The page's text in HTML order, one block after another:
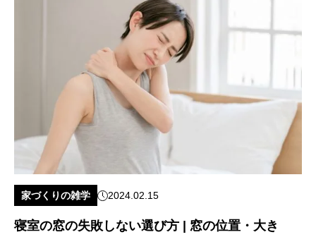
家づくりの雑学 2024.02.15
寝室の窓の失敗しない選び方 | 窓の位置・大き